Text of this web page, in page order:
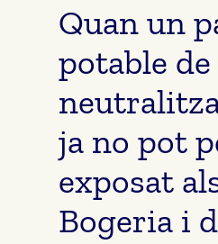
Quan un
potable
ja no pot
exposat
Bogeria i